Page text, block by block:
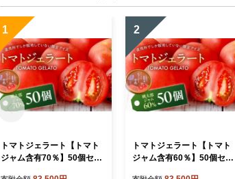
1
トマトジェラート【トマト
ジャム含有70％】50個セッ
2
トマトジェラート【トマト
ジャム含有60％】50個セッ